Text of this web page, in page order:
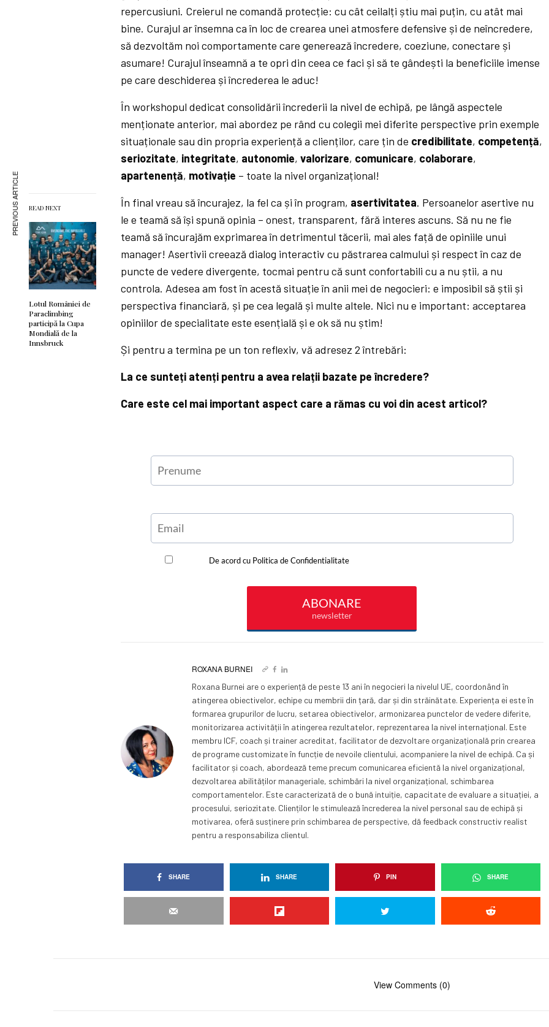
READ NEXT
Lotul României de
Paraclimbing
participă la Cupa
Mondială de la
Innsbruck
repercusiuni. Creierul ne comandă protecție: cu cât ceilalți știu mai puțin, cu atât mai
bine. Curajul ar însemna ca în loc de crearea unei atmosfere defensive și de neîncredere,
să dezvoltăm noi comportamente care generează încredere, coeziune, conectare și
asumare! Curajul înseamnă a te opri din ceea ce faci și să te gândești la beneficiile imense
pe care deschiderea și încrederea le aduc!
În workshopul dedicat consolidării încrederii la nivel de echipă, pe lângă aspectele
menționate anterior, mai abordez pe rând cu colegii mei diferite perspective prin exemple
situaționale sau din propria experiență a clienților, care țin de credibilitate, competență,
seriozitate, integritate, autonomie,valorizare, comunicare, colaborare,
apartenență, motivație – toate la nivel organizațional!
În final vreau să încurajez, la fel ca și în program, asertivitatea. Persoanelor asertive nu
le e teamă să își spună opinia – onest, transparent, fără interes ascuns. Să nu ne fie
teamă să încurajăm exprimarea în detrimentul tăcerii, mai ales față de opiniile unui
manager! Asertivii creează dialog interactiv cu păstrarea calmului și respect în caz de
puncte de vedere divergente, tocmai pentru că sunt confortabili cu a nu știi, a nu
controla. Adesea am fost în acestă situație în anii mei de negocieri: e imposibil să știi și
perspectiva financiară, și pe cea legală și multe altele. Nici nu e important: acceptarea
opiniilor de specialitate este esențială și e ok să nu știm!
Și pentru a termina pe un ton reflexiv, vă adresez 2 întrebări:
La ce sunteți atenți pentru a avea relații bazate pe încredere?
Care este cel mai important aspect care a rămas cu voi din acest articol?
ROXANA BURNEI
Roxana Burnei are o experiență de peste 13 ani în negocieri la nivelul UE, coordonând în
atingerea obiectivelor, echipe cu membrii din țară, dar și din străinătate. Experiența ei este în
formarea grupurilor de lucru, setarea obiectivelor, armonizarea punctelor de vedere diferite,
monitorizarea activității în atingerea rezultatelor, reprezentarea la nivel internațional. Este
membru ICF, coach și trainer acreditat, facilitator de dezvoltare organizațională prin crearea
de programe customizate în funcție de nevoile clientului, acompaniere la nivel de echipă. Ca și
facilitator și coach, abordează teme precum comunicarea eficientă la nivel organizațional,
dezvoltarea abilităților manageriale, schimbări la nivel organizațional, schimbarea
comportamentelor. Este caracterizată de o bună intuiție, capacitate de evaluare a situației, a
procesului, seriozitate. Clienților le stimulează încrederea la nivel personal sau de echipă și
motivarea, oferă susținere prin schimbarea de perspective, dă feedback constructiv realist
pentru a responsabiliza clientul.
SHARE SHARE PIN SHARE
PREVIOUS ARTICLE
View Comments (0)